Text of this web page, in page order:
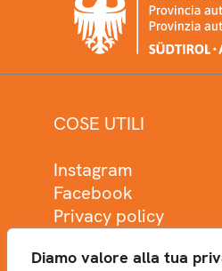
Diamo valore alla tua
COSE UTILI
Instagram
Facebook
Privacy policy